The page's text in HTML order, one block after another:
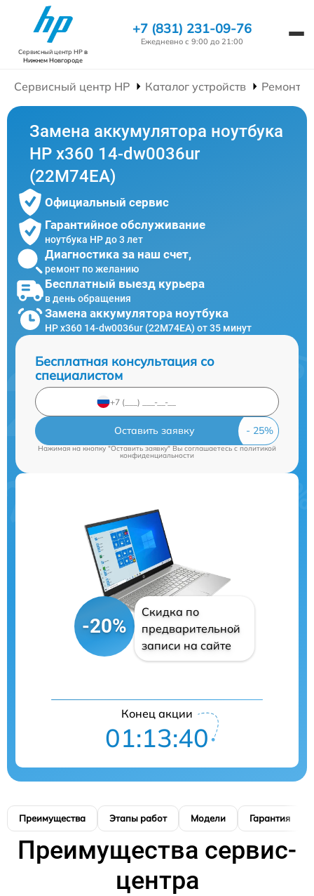
Сервисный центр HPв
Нижнем Новгороде
+7 (831) 231-09-76
Ежедневно с 9:00 до 21:00
Сервисный центр HP Каталог устройств Ремонт
Замена аккумулятора ноутбука
HP x360 14-dw0036ur
(22M74EA)
Официальный сервис
Гарантийное обслуживание
ноутбука HP до 3 лет
Диагностика за наш счет,
ремонт по желанию
Бесплатный выезд курьера
в день обращения
Замена аккумулятора ноутбука
HP x360 14-dw0036ur (22M74EA) от 35 минут
Бесплатная консультация со
специалистом
Оставить заявку
Нажимая на кнопку "Оставить заявку" Вы соглашаетесь cполитикой
конфиденциальности
-20%
Скидка по
предварительной
записи на сайте
Конец акции
01:13:39
Преимущества Этапы работ Модели Гарантия
Преимущества сервис-
центра